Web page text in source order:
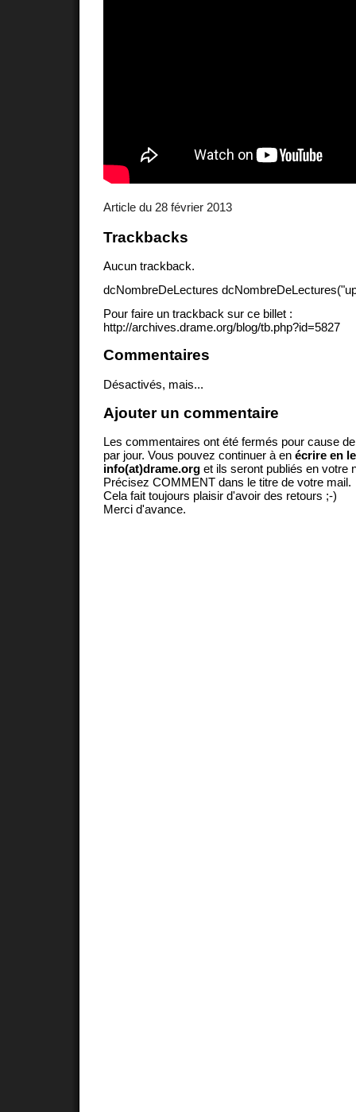
Article du 28 février 2013
Trackbacks
Aucun trackback.
dcNombreDeLectures
Pour faire un trackback sur ce billet :
http://archives.drame.org/blog/tb.php?id=5827
Commentaires
Désactivés, mais...
Ajouter un commentaire
Les commentaires ont été fermés pour cause
par jour. Vous pouvez continuer à en écrire en
info(at)drame.org et ils seront publiés en votre
Précisez COMMENT dans le titre de votre mail.
Cela fait toujours plaisir d'avoir des retours ;-)
Merci d'avance.